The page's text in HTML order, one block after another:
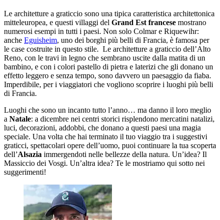
Le architetture a graticcio sono una tipica caratteristica architettonica
mitteleuropea, e questi villaggi del Grand Est francese mostrano
numerosi esempi in tutti i paesi. Non solo Colmar e Riquewihr:
anche Eguisheim, uno dei borghi più belli di Francia, è famosa per
le case costruite in questo stile. Le architetture a graticcio dell’Alto
Reno, con le travi in legno che sembrano uscite dalla matita di un
bambino, e con i colori pastello di pietra e laterizi che gli donano un
effetto leggero e senza tempo, sono davvero un paesaggio da fiaba.
Imperdibile, per i viaggiatori che vogliono scoprire i luoghi più belli
di Francia.
Luoghi che sono un incanto tutto l’anno… ma danno il loro meglio
a Natale: a dicembre nei centri storici risplendono mercatini natalizi,
luci, decorazioni, addobbi, che donano a questi paesi una magia
speciale. Una volta che hai terminato il tuo viaggio tra i suggestivi
graticci, spettacolari opere dell’uomo, puoi continuare la tua scoperta
dell’Alsazia immergendoti nelle bellezze della natura. Un’idea? Il
Massiccio dei Vosgi. Un’altra idea? Te le mostriamo qui sotto nei
suggerimenti!